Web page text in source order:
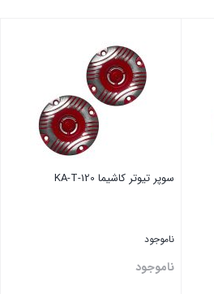
سوپر تیوتر کاشیما KA-T-120
ناموجود
ناموجود